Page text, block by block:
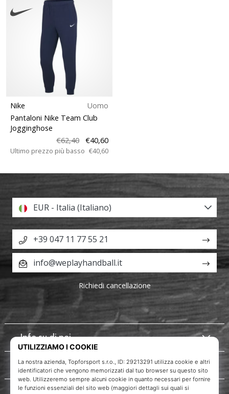
Nike
Uomo
Pantaloni Nike Team Club
Jogginghose
€62,40
€40,60
Ultimo prezzo più basso €40,60
Info su di noi
Servizio clienti
EUR - Italia (Italiano)
+39 047 11 77 55 21
info@weplayhandball.it
Richiedi cancellazione